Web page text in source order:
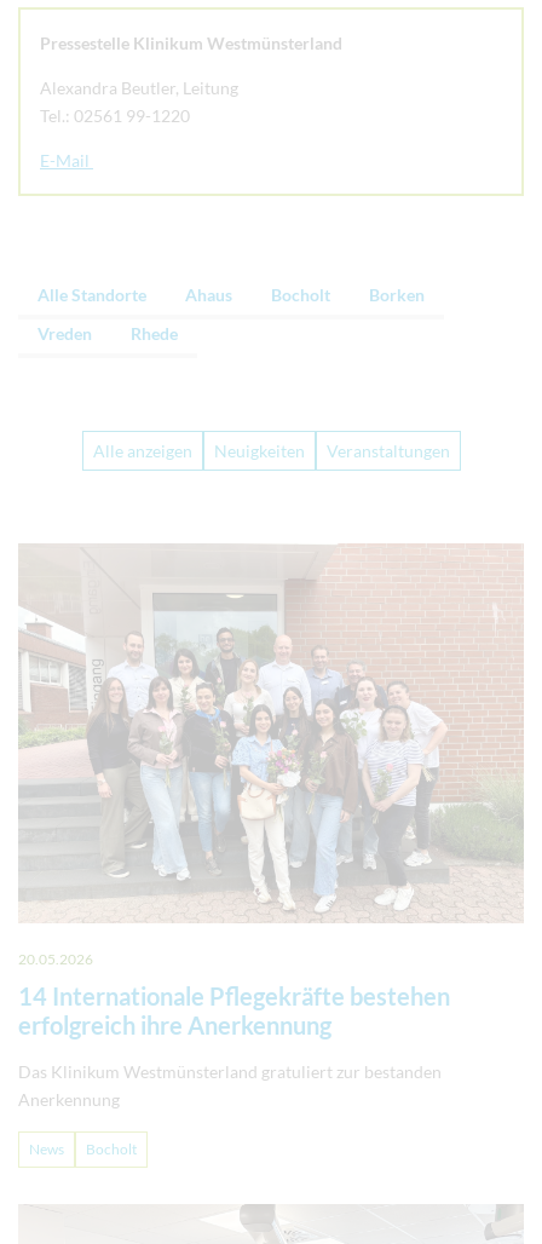
Pressestelle Klinikum Westmünsterland
Alexandra Beutler, Leitung
Tel.: 02561 99-1220
E-Mail
Alle Standorte Ahaus Bocholt
Borken
Vreden
Rhede
Alle anzeigen Neuigkeiten Veranstaltungen
20.05.2026
14 Internationale Pflegekräfte bestehen
erfolgreich ihre Anerkennung
Das Klinikum Westmünsterland gratuliert zur bestanden
Anerkennung
News Bocholt